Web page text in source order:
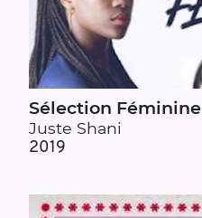
Sélection Féminine
Juste Shani
2019